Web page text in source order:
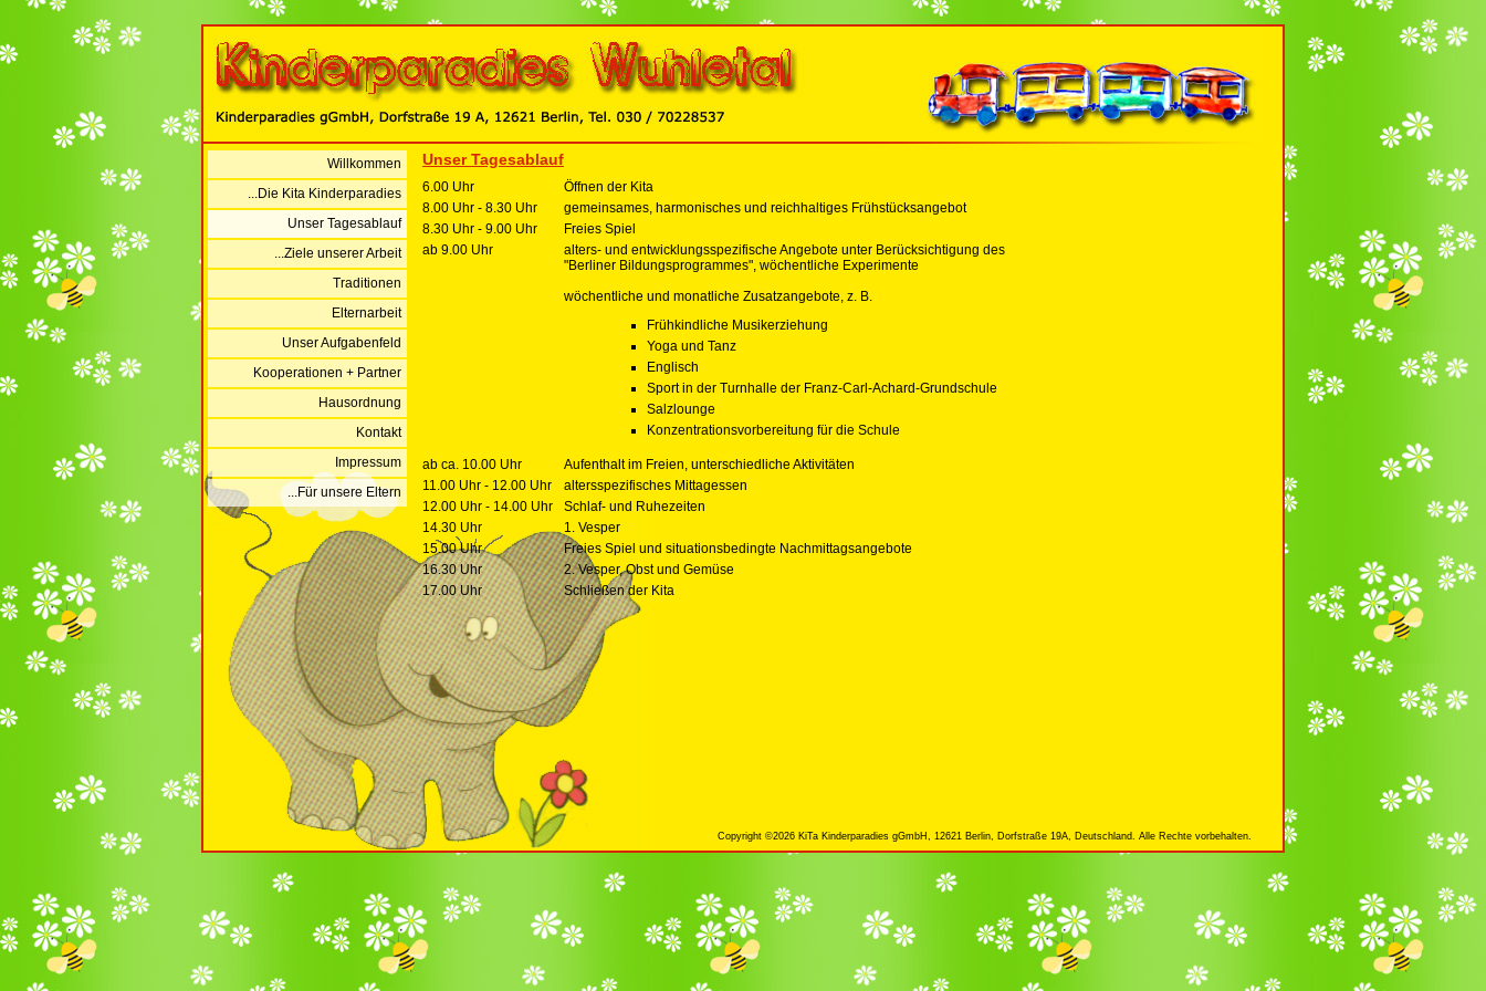
Willkommen
...Die Kita Kinderparadies
Unser Tagesablauf
...Ziele unserer Arbeit
Traditionen
Elternarbeit
Unser Aufgabenfeld
Kooperationen + Partner
Hausordnung
Kontakt
Impressum
...Für unsere Eltern
Unser Tagesablauf
6.00 Uhr
Öffnen der Kita
8.00 Uhr - 8.30 Uhr
gemeinsames, harmonisches und reichhaltiges Frühstücksangebot
8.30 Uhr - 9.00 Uhr
Freies Spiel
ab 9.00 Uhr
alters- und entwicklungsspezifische Angebote unter Berücksichtigung des
"Berliner Bildungsprogrammes", wöchentliche Experimente
wöchentliche und monatliche Zusatzangebote, z. B.
Frühkindliche Musikerziehung
Yoga und Tanz
Englisch
Sport in der Turnhalle der Franz-Carl-Achard-Grundschule
Salzlounge
Konzentrationsvorbereitung für die Schule
ab ca. 10.00 Uhr
Aufenthalt im Freien, unterschiedliche Aktivitäten
11.00 Uhr - 12.00 Uhr
altersspezifisches Mittagessen
12.00 Uhr - 14.00 Uhr
Schlaf- und Ruhezeiten
14.30 Uhr
1. Vesper
15.00 Uhr
Freies Spiel und situationsbedingte Nachmittagsangebote
16.30 Uhr
2. Vesper, Obst und Gemüse
17.00 Uhr
Schließen der Kita
Copyright ©2026 KiTa Kinderparadies gGmbH, 12621 Berlin, Dorfstraße 19A, Deutschland. Alle Rechte vorbehalten.